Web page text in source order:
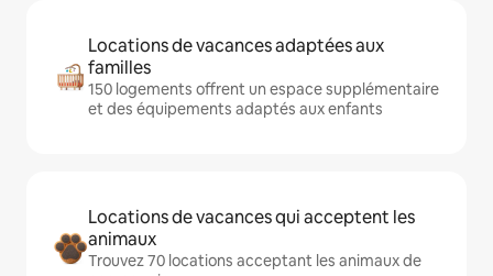
Locations de vacances adaptées aux
familles
150 logements offrent un espace supplémentaire
et des équipements adaptés aux enfants
Locations de vacances qui acceptent les
animaux
Trouvez 70 locations acceptant les animaux de